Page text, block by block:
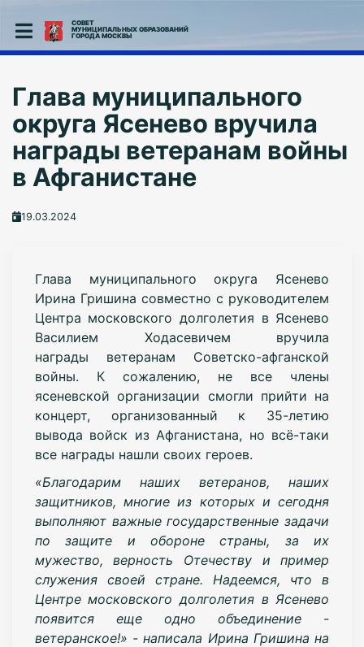
СОВЕТ
МУНИЦИПАЛЬНЫХ ОБРАЗОВАНИЙ
ГОРОДА МОСКВЫ
Глава муниципального
округа Ясенево вручила
награды ветеранам войны
в Афганистане
19.03.2024
Глава муниципального округа Ясенево
Ирина Гришина совместно с руководителем
Центра московского долголетия в Ясенево
Василием Ходасевичем вручила
награды ветеранам Советско-афганской
войны. К сожалению, не все члены
ясеневской организации смогли прийти на
концерт, организованный к 35-летию
вывода войск из Афганистана, но всё-таки
все награды нашли своих героев.
«Благодарим наших ветеранов, наших
защитников, многие из которых и сегодня
выполняют важные государственные задачи
по защите и обороне страны, за их
мужество, верность Отечеству и пример
служения своей стране. Надеемся, что в
Центре московского долголетия в Ясенево
появится еще одно объединение -
ветеранское!» - написала Ирина Гришина на